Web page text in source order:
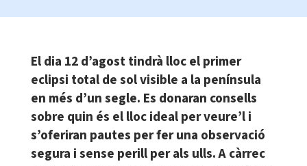
El dia 12 d’agost tindrà lloc el primer
eclipsi total de sol visible a la península
en més d’un segle. Es donaran consells
sobre quin és el lloc ideal per veure’l i
s’oferiran pautes per fer una observació
segura i sense perill per als ulls. A càrrec